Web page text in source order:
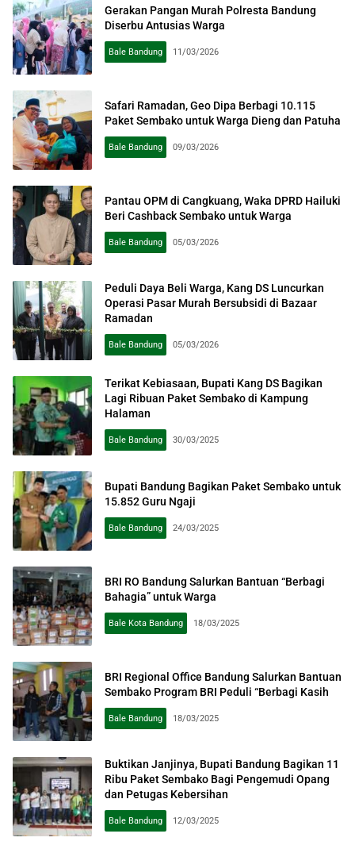
Gerakan Pangan Murah Polresta Bandung
Diserbu Antusias Warga
Bale Bandung 11/03/2026
Safari Ramadan, Geo Dipa Berbagi 10.115
Paket Sembako untuk Warga Dieng dan Patuha
Bale Bandung 09/03/2026
Pantau OPM di Cangkuang, Waka DPRD Hailuki
Beri Cashback Sembako untuk Warga
Bale Bandung 05/03/2026
Peduli Daya Beli Warga, Kang DS Luncurkan
Operasi Pasar Murah Bersubsidi di Bazaar
Ramadan
Bale Bandung 05/03/2026
Terikat Kebiasaan, Bupati Kang DS Bagikan
Lagi Ribuan Paket Sembako di Kampung
Halaman
Bale Bandung 30/03/2025
Bupati Bandung Bagikan Paket Sembako untuk
15.852 Guru Ngaji
Bale Bandung 24/03/2025
BRI RO Bandung Salurkan Bantuan “Berbagi
Bahagia” untuk Warga
Bale Kota Bandung 18/03/2025
BRI Regional Office Bandung Salurkan Bantuan
Sembako Program BRI Peduli “Berbagi Kasih
Bale Bandung 18/03/2025
Buktikan Janjinya, Bupati Bandung Bagikan 11
Ribu Paket Sembako Bagi Pengemudi Opang
dan Petugas Kebersihan
Bale Bandung 12/03/2025